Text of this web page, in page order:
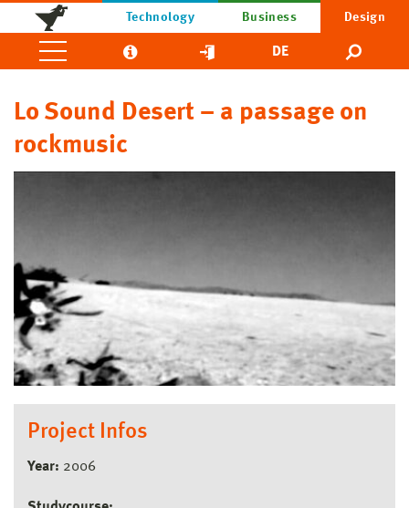
Technology Business Design
DE
Lo Sound Desert – a passage on
rockmusic
Project Infos
Year: 2006